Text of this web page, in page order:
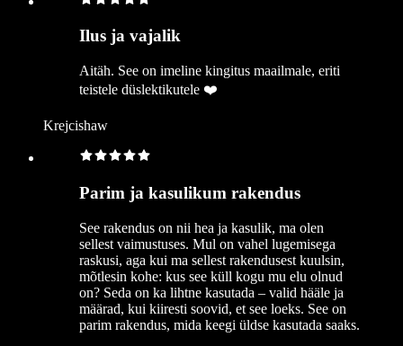
Ilus ja vajalik
Aitäh. See on imeline kingitus maailmale, eriti
teistele düslektikutele ❤️
Krejcishaw
Parim ja kasulikum rakendus
See rakendus on nii hea ja kasulik, ma olen
sellest vaimustuses. Mul on vahel lugemisega
raskusi, aga kui ma sellest rakendusest kuulsin,
mõtlesin kohe: kus see küll kogu mu elu olnud
on? Seda on ka lihtne kasutada – valid hääle ja
määrad, kui kiiresti soovid, et see loeks. See on
parim rakendus, mida keegi üldse kasutada saaks.